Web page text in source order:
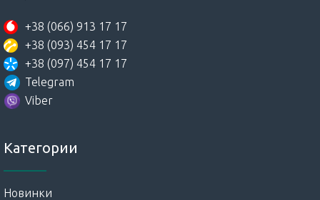
+38 (066) 913 17 17
+38 (093) 454 17 17
+38 (097) 454 17 17
Telegram
Viber
Категории
Новинки